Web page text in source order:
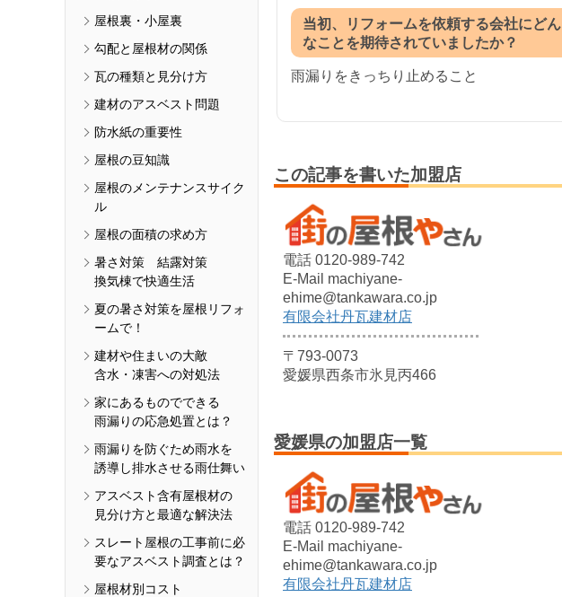
屋根裏・小屋裏
勾配と屋根材の関係
瓦の種類と見分け方
建材のアスベスト問題
防水紙の重要性
屋根の豆知識
屋根のメンテナンスサイク
ル
屋根の面積の求め方
暑さ対策 結露対策
換気棟で快適生活
夏の暑さ対策を屋根リフォ
ームで！
建材や住まいの大敵
含水・凍害への対処法
家にあるものでできる
雨漏りの応急処置とは？
雨漏りを防ぐため雨水を
誘導し排水させる雨仕舞い
アスベスト含有屋根材の
見分け方と最適な解決法
スレート屋根の工事前に必
要なアスベスト調査とは？
屋根材別コスト
当初、リフォームを依頼する会社にどん
なことを期待されていましたか？
雨漏りをきっちり止めること
この記事を書いた加盟店
電話 0120-989-742
E-Mail machiyane-
ehime@tankawara.co.jp
有限会社丹瓦建材店
〒793-0073
愛媛県西条市氷見丙466
愛媛県の加盟店一覧
電話 0120-989-742
E-Mail machiyane-
ehime@tankawara.co.jp
有限会社丹瓦建材店